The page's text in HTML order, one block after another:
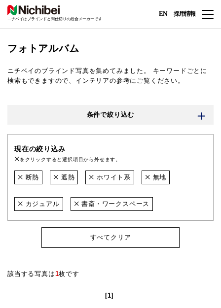
ニチベイはブラインドと間仕切りの総合メーカーです
EN 採用情報
フォトアルバム
ニチベイのブラインド写真を集めてみました。
キーワードごとに
検索もできますので、インテリアの参考にご覧ください。
条件で絞り込む
現在の絞り込み
をクリックすると選択項目から外せます。
断熱 遮熱 ホワイト系 無地
カジュアル 書斎・ワークスペース
すべてクリア
該当する写真は1枚です
[1]